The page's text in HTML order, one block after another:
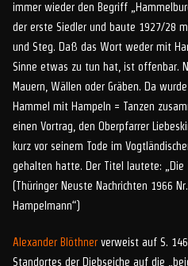
immer wieder den Begriff
der erste Siedler und baute 1927/28
und Steg. Daß das Wort weder mit
Sinne etwas zu tun hat, ist offenbar.
Mauern, Wällen oder Gräben. Da
Hammel mit Hampeln = Tanzen
einen Vortrag, den Oberpfarrer
kurz vor seinem Tode im
gehalten hatte. Der Titel lautete: „Die
(Thüringer Neuste Nachrichten 1966
Hampelmann“)
Alexander Blöthner verweist auf S.
Standortes der Diebseiche auf die